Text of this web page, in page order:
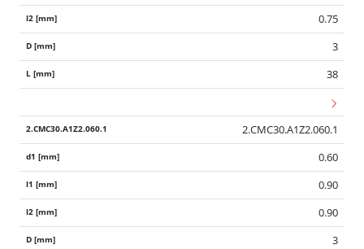
0.75
3
38
2.CMC30.A1Z2.060.1
0.60
0.90
0.90
3